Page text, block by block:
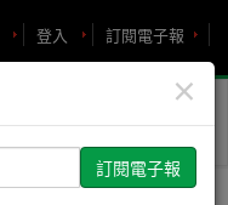
訂閱電子報
登入
Toggle
×